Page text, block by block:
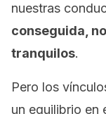
nuestras
conseguida,
tranquilos.
Pero los
un equilibrio en